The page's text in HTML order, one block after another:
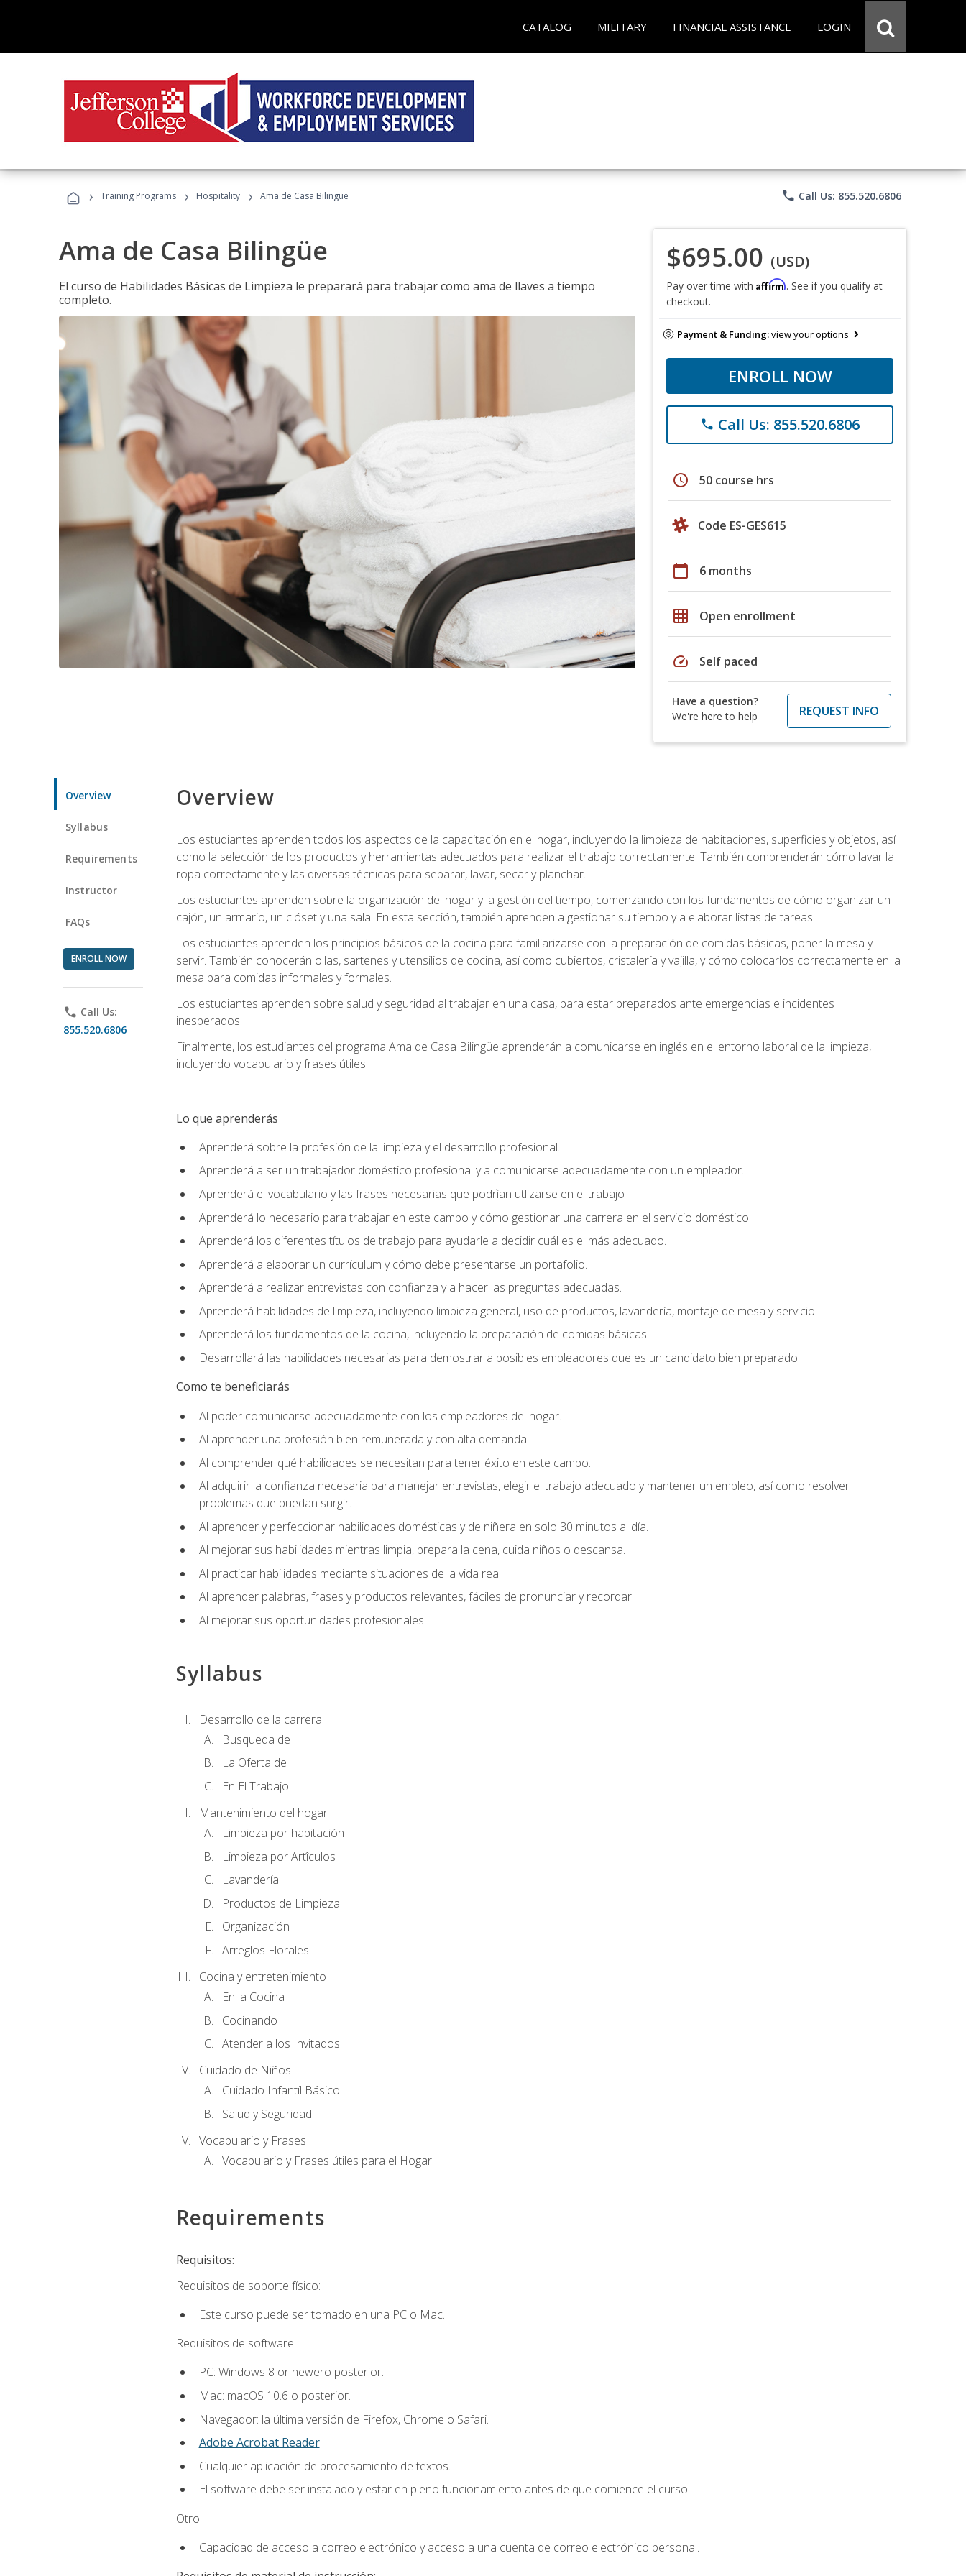
CATALOG MILITARY FINANCIAL ASSISTANCE LOGIN
› Training Programs › Hospitality › Ama de Casa Bilingüe phone Call Us: 855.520.6806
Ama de Casa Bilingüe
El curso de Habilidades Básicas de Limpieza le preparará para trabajar como ama de llaves a tiempo
completo.
$695.00 (USD)
Pay over time with Affirm. See if you qualify at
checkout.
Payment & Funding:view your options
ENROLL NOW
phone Call Us: 855.520.6806
schedule 50 course hrs
Code ES-GES615
calendar_today 6 months
grid_on Open enrollment
speed Self paced
Have a question?
We're here to help
REQUEST INFO
Overview
Syllabus
Requirements
Instructor
FAQs
ENROLL NOW
phone Call Us:
855.520.6806
Overview
Los estudiantes aprenden todos los aspectos de la capacitación en el hogar, incluyendo la limpieza de habitaciones, superficies y objetos, así
como la selección de los productos y herramientas adecuados para realizar el trabajo correctamente. También comprenderán cómo lavar la
ropa correctamente y las diversas técnicas para separar, lavar, secar y planchar.
Los estudiantes aprenden sobre la organización del hogar y la gestión del tiempo, comenzando con los fundamentos de cómo organizar un
cajón, un armario, un clóset y una sala. En esta sección, también aprenden a gestionar su tiempo y a elaborar listas de tareas.
Los estudiantes aprenden los principios básicos de la cocina para familiarizarse con la preparación de comidas básicas, poner la mesa y
servir. También conocerán ollas, sartenes y utensilios de cocina, así como cubiertos, cristalería y vajilla, y cómo colocarlos correctamente en la
mesa para comidas informales y formales.
Los estudiantes aprenden sobre salud y seguridad al trabajar en una casa, para estar preparados ante emergencias e incidentes
inesperados.
Finalmente, los estudiantes del programa Ama de Casa Bilingüe aprenderán a comunicarse en inglés en el entorno laboral de la limpieza,
incluyendo vocabulario y frases útiles
Lo que aprenderás
Aprenderá sobre la profesión de la limpieza y el desarrollo profesional.
Aprenderá a ser un trabajador doméstico profesional y a comunicarse adecuadamente con un empleador.
Aprenderá el vocabulario y las frases necesarias que podrìan utlizarse en el trabajo
Aprenderá lo necesario para trabajar en este campo y cómo gestionar una carrera en el servicio doméstico.
Aprenderá los diferentes títulos de trabajo para ayudarle a decidir cuál es el más adecuado.
Aprenderá a elaborar un currículum y cómo debe presentarse un portafolio.
Aprenderá a realizar entrevistas con confianza y a hacer las preguntas adecuadas.
Aprenderá habilidades de limpieza, incluyendo limpieza general, uso de productos, lavandería, montaje de mesa y servicio.
Aprenderá los fundamentos de la cocina, incluyendo la preparación de comidas básicas.
Desarrollará las habilidades necesarias para demostrar a posibles empleadores que es un candidato bien preparado.
Como te beneficiarás
Al poder comunicarse adecuadamente con los empleadores del hogar.
Al aprender una profesión bien remunerada y con alta demanda.
Al comprender qué habilidades se necesitan para tener éxito en este campo.
Al adquirir la confianza necesaria para manejar entrevistas, elegir el trabajo adecuado y mantener un empleo, así como resolver
problemas que puedan surgir.
Al aprender y perfeccionar habilidades domésticas y de niñera en solo 30 minutos al día.
Al mejorar sus habilidades mientras limpia, prepara la cena, cuida niños o descansa.
Al practicar habilidades mediante situaciones de la vida real.
Al aprender palabras, frases y productos relevantes, fáciles de pronunciar y recordar.
Al mejorar sus oportunidades profesionales.
Syllabus
Desarrollo de la carrera
Busqueda de
La Oferta de
En El Trabajo
Mantenimiento del hogar
Limpieza por habitación
Limpieza por Artîculos
Lavandería
Productos de Limpieza
Organización
Arreglos Florales l
Cocina y entretenimiento
En la Cocina
Cocinando
Atender a los Invitados
Cuidado de Niños
Cuidado Infantíl Básico
Salud y Seguridad
Vocabulario y Frases
Vocabulario y Frases útiles para el Hogar
Requirements
Requisitos:
Requisitos de soporte físico:
Este curso puede ser tomado en una PC o Mac.
Requisitos de software:
PC: Windows 8 or newero posterior.
Mac: macOS 10.6 o posterior.
Navegador: la última versión de Firefox, Chrome o Safari.
Adobe Acrobat Reader.
Cualquier aplicación de procesamiento de textos.
El software debe ser instalado y estar en pleno funcionamiento antes de que comience el curso.
Otro:
Capacidad de acceso a correo electrónico y acceso a una cuenta de correo electrónico personal.